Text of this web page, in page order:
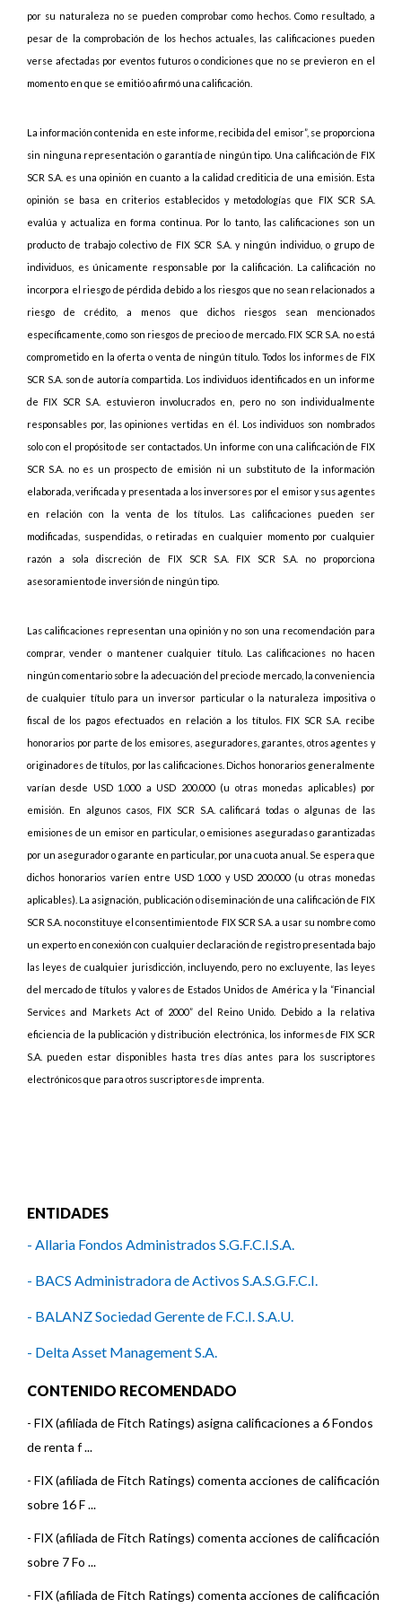
por su naturaleza no se pueden comprobar como hechos. Como resultado, a
pesar de la comprobación de los hechos actuales, las calificaciones pueden
verse afectadas por eventos futuros o condiciones que no se previeron en el
momento en que se emitió o afirmó una calificación.
La información contenida en este informe, recibida del emisor”, se proporciona
sin ninguna representación o garantía de ningún tipo. Una calificación de FIX
SCR S.A. es una opinión en cuanto a la calidad crediticia de una emisión. Esta
opinión se basa en criterios establecidos y metodologías que FIX SCR S.A.
evalúa y actualiza en forma continua. Por lo tanto, las calificaciones son un
producto de trabajo colectivo de FIX SCR S.A. y ningún individuo, o grupo de
individuos, es únicamente responsable por la calificación. La calificación no
incorpora el riesgo de pérdida debido a los riesgos que no sean relacionados a
riesgo de crédito, a menos que dichos riesgos sean mencionados
específicamente, como son riesgos de precio o de mercado. FIX SCR S.A. no está
comprometido en la oferta o venta de ningún título. Todos los informes de FIX
SCR S.A. son de autoría compartida. Los individuos identificados en un informe
de FIX SCR S.A. estuvieron involucrados en, pero no son individualmente
responsables por, las opiniones vertidas en él. Los individuos son nombrados
solo con el propósito de ser contactados. Un informe con una calificación de FIX
SCR S.A. no es un prospecto de emisión ni un substituto de la información
elaborada, verificada y presentada a los inversores por el emisor y sus agentes
en relación con la venta de los títulos. Las calificaciones pueden ser
modificadas, suspendidas, o retiradas en cualquier momento por cualquier
razón a sola discreción de FIX SCR S.A. FIX SCR S.A. no proporciona
asesoramiento de inversión de ningún tipo.
Las calificaciones representan una opinión y no son una recomendación para
comprar, vender o mantener cualquier título. Las calificaciones no hacen
ningún comentario sobre la adecuación del precio de mercado, la conveniencia
de cualquier título para un inversor particular o la naturaleza impositiva o
fiscal de los pagos efectuados en relación a los títulos. FIX SCR S.A. recibe
honorarios por parte de los emisores, aseguradores, garantes, otros agentes y
originadores de títulos, por las calificaciones. Dichos honorarios generalmente
varían desde USD 1.000 a USD 200.000 (u otras monedas aplicables) por
emisión. En algunos casos, FIX SCR S.A. calificará todas o algunas de las
emisiones de un emisor en particular, o emisiones aseguradas o garantizadas
por un asegurador o garante en particular, por una cuota anual. Se espera que
dichos honorarios varíen entre USD 1.000 y USD 200.000 (u otras monedas
aplicables). La asignación, publicación o diseminación de una calificación de FIX
SCR S.A. no constituye el consentimiento de FIX SCR S.A. a usar su nombre como
un experto en conexión con cualquier declaración de registro presentada bajo
las leyes de cualquier jurisdicción, incluyendo, pero no excluyente, las leyes
del mercado de títulos y valores de Estados Unidos de América y la “Financial
Services and Markets Act of 2000” del Reino Unido. Debido a la relativa
eficiencia de la publicación y distribución electrónica, los informes de FIX SCR
S.A. pueden estar disponibles hasta tres días antes para los suscriptores
electrónicos que para otros suscriptores de imprenta.
ENTIDADES
- Allaria Fondos Administrados S.G.F.C.I.S.A.
- BACS Administradora de Activos S.A.S.G.F.C.I.
- BALANZ Sociedad Gerente de F.C.I. S.A.U.
- Delta Asset Management S.A.
- ICBC Investments Argentina S.A.S.G.F.C.I.
- Investis Asset Management S.A.S.G.F.C.I.
- Pellegrini S.A.S.G.F.C.I.
- SBS Asset Management SASGFCI
- Zofingen Investment S.A.
CONTENIDO RECOMENDADO
- FIX (afiliada de Fitch Ratings) asigna calificaciones a 6 Fondos
de renta f ...
- FIX (afiliada de Fitch Ratings) comenta acciones de calificación
sobre 16 F ...
- FIX (afiliada de Fitch Ratings) comenta acciones de calificación
sobre 7 Fo ...
- FIX (afiliada de Fitch Ratings) comenta acciones de calificación